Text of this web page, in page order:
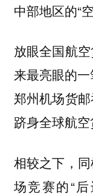
中部地区的“
放眼全国航
来最亮眼的一
郑州机场货
跻身全球航空
相较之下，
场竞赛的“